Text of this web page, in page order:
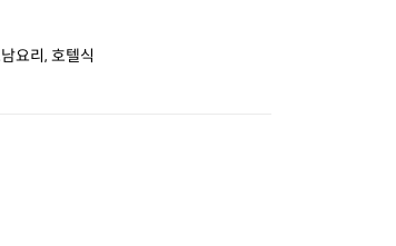
요리, 호텔식